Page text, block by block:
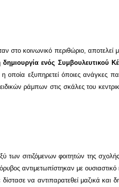
κοινωνικό περιθώριο, αποτελεί
δημιουργία ενός Συμβουλευτικού
η οποία εξυπηρετεί όποιες ανάγκες
ράμπων στις σκάλες του
των σιτιζόμενων φοιτητών της
αντιμετωπίστηκαν με
δίστασε να αντιπαρατεθεί μαζικά